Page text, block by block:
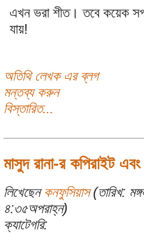
এখন ভরা শীত। তবে কয়েক
যায়!
অতিথি লেখক এর ব্লগ
মন্তব্য করুন
বিস্তারিত...
মাসুদ রানা-র কপিরাইট
লিখেছেন কনফুসিয়াস(তারিখ:
৪:৩৫অপরাহ্ন)
ক্যাটেগরি: